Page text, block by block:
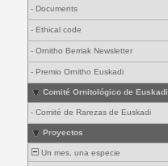
- Documents
- Ethical code
- Ornitho Berriak Newsletter
- Premio Ornitho Euskadi
Comité Ornitológico de Euskadi
- Comité de Rarezas de Euskadi
Proyectos
Un mes, una especie